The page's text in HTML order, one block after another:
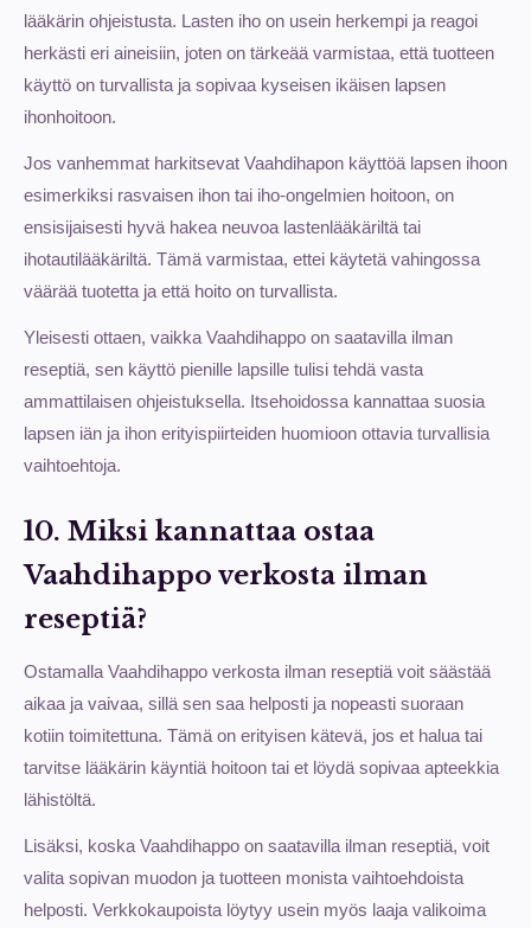
lääkärin ohjeistusta. Lasten iho on usein herkempi ja reagoi
herkästi eri aineisiin, joten on tärkeää varmistaa, että tuotteen
käyttö on turvallista ja sopivaa kyseisen ikäisen lapsen
ihonhoitoon.
Jos vanhemmat harkitsevat Vaahdihapon käyttöä lapsen ihoon
esimerkiksi rasvaisen ihon tai iho-ongelmien hoitoon, on
ensisijaisesti hyvä hakea neuvoa lastenlääkäriltä tai
ihotautilääkäriltä. Tämä varmistaa, ettei käytetä vahingossa
väärää tuotetta ja että hoito on turvallista.
Yleisesti ottaen, vaikka Vaahdihappo on saatavilla ilman
reseptiä, sen käyttö pienille lapsille tulisi tehdä vasta
ammattilaisen ohjeistuksella. Itsehoidossa kannattaa suosia
lapsen iän ja ihon erityispiirteiden huomioon ottavia turvallisia
vaihtoehtoja.
10. Miksi kannattaa ostaa
Vaahdihappo verkosta ilman
reseptiä?
Ostamalla Vaahdihappo verkosta ilman reseptiä voit säästää
aikaa ja vaivaa, sillä sen saa helposti ja nopeasti suoraan
kotiin toimitettuna. Tämä on erityisen kätevä, jos et halua tai
tarvitse lääkärin käyntiä hoitoon tai et löydä sopivaa apteekkia
lähistöltä.
Lisäksi, koska Vaahdihappo on saatavilla ilman reseptiä, voit
valita sopivan muodon ja tuotteen monista vaihtoehdoista
helposti. Verkkokaupoista löytyy usein myös laaja valikoima